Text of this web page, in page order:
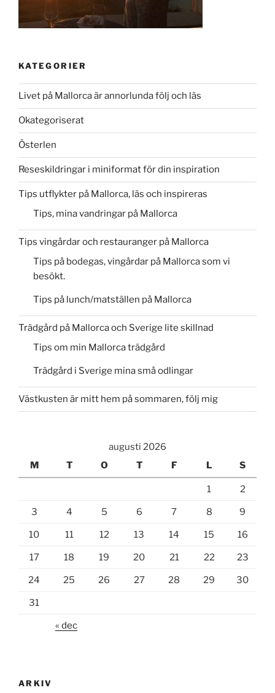
KATEGORIER
Livet på Mallorca är annorlunda följ och läs
Okategoriserat
Österlen
Reseskildringar i miniformat för din inspiration
Tips utflykter på Mallorca, läs och inspireras
Tips, mina vandringar på Mallorca
Tips vingårdar och restauranger på Mallorca
Tips på bodegas, vingårdar på Mallorca som vi
besökt.
Tips på lunch/matställen på Mallorca
Trädgård på Mallorca och Sverige lite skillnad
Tips om min Mallorca trädgård
Trädgård i Sverige mina små odlingar
Västkusten är mitt hem på sommaren, följ mig
augusti 2026
M
T O T F L S
1 2
3 4 5 6 7 8 9
10 11 12 13 14 15 16
17 18 19 20 21 22 23
24 25 26 27 28 29 30
31
« dec
ARKIV